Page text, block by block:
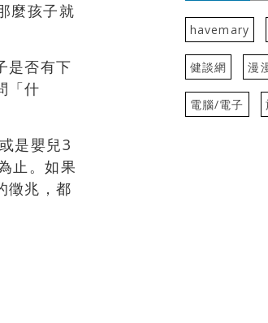
麼孩子就
是否有下
「什
是嬰兒3
止。如果
徵兆，都
havemary
健談網 漫
電腦/電子